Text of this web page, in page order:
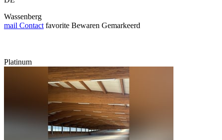
Wassenberg
mail Contact favorite Bewaren Gemarkeerd
Platinum